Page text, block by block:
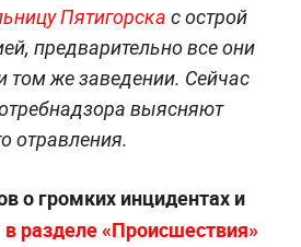
Пятигорска с острой
предварительно все они
том же заведении. Сейчас
выясняют
отравления.
о громких инцидентах и
в разделе «Происшествия»